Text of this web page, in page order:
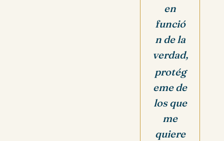
en
funció
n de la
verdad,
protég
eme de
los que
me
quiere